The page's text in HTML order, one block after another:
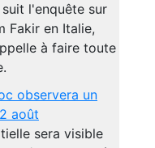
l'enquête sur
Fakir en Italie,
à faire toute
observera un
août
sera visible